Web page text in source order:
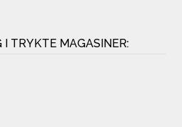
I TRYKTE MAGASINER: